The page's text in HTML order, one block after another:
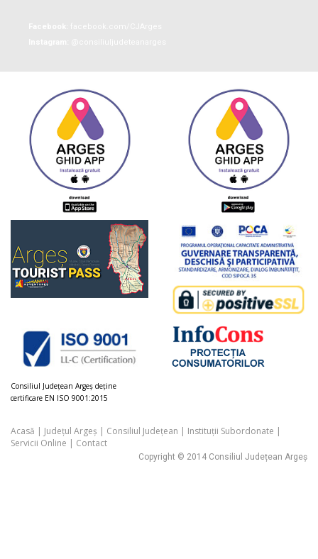
Consiliul Judeţean Argeș deţine
certificare EN ISO 9001:2015
Acasă | Județul Argeș | Consiliul Județean | Instituții Subordonate |
Servicii Online | Contact
Copyright © 2014 Consiliul Județean Argeș